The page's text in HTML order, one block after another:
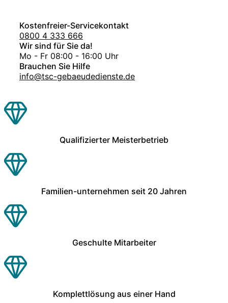
Kostenfreier-Servicekontakt
0800 4 333 666
Wir sind für Sie da!
Mo - Fr 08:00 - 16:00 Uhr
Brauchen Sie Hilfe
info@tsc-gebaeudedienste.de
Qualifizierter Meisterbetrieb
Familien-unternehmen seit 20 Jahren
Geschulte Mitarbeiter
Komplettlösung aus einer Hand